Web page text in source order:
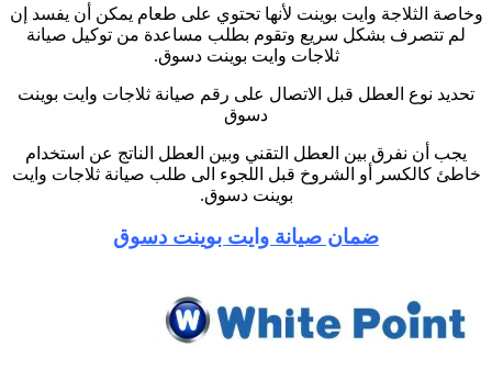
وخاصة الثلاجة وايت بوينت لأنها تحتوي على طعام يمكن أن يفسد إن
لم تتصرف بشكل سريع وتقوم بطلب مساعدة من توكيل صيانة
ثلاجات وايت بوينت دسوق.
تحديد نوع العطل قبل الاتصال على رقم صيانة ثلاجات وايت بوينت
دسوق
يجب أن نفرق بين العطل التقني وبين العطل الناتج عن استخدام
خاطئ كالكسر أو الشروخ قبل اللجوء الى طلب صيانة ثلاجات وايت
بوينت دسوق.
ضمان صيانة وايت بوينت دسوق